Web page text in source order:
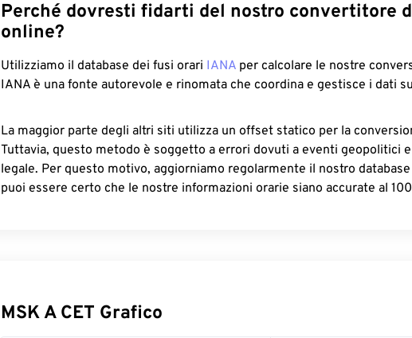
Perché dovresti fidarti del nostro convertitore
online?
Utilizziamo il database dei fusi orari IANA per calcolare le nostre
IANA è una fonte autorevole e rinomata che coordina e gestisce i dati
La maggior parte degli altri siti utilizza un offset statico per la
Tuttavia, questo metodo è soggetto a errori dovuti a eventi geopolitici
legale. Per questo motivo, aggiorniamo regolarmente il nostro
puoi essere certo che le nostre informazioni orarie siano accurate al
MSK A CET Grafico